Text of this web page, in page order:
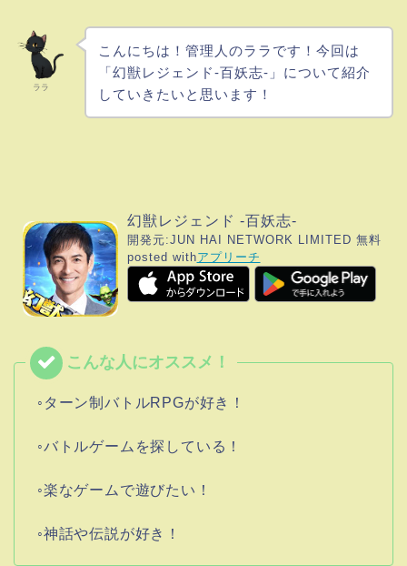
ララ
こんにちは！管理人のララです！今回は
「幻獣レジェンド-百妖志-」について紹介
していきたいと思います！
幻獣レジェンド -百妖志-
開発元:JUN HAI NETWORK LIMITED 無料
posted withアプリーチ
◦ターン制バトルRPGが好き！
◦バトルゲームを探している！
◦楽なゲームで遊びたい！
◦神話や伝説が好き！